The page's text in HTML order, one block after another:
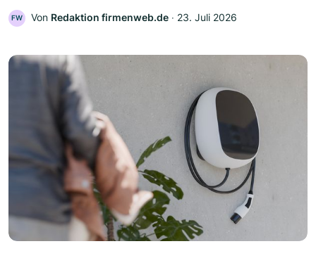
FW Von Redaktion firmenweb.de ‧ 23. Juli 2026